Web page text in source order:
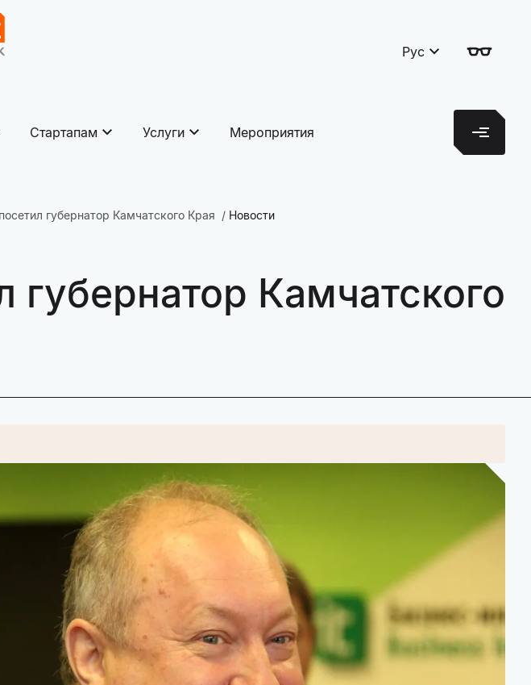
Рус
Стартапам Услуги Мероприятия
губернатор Камчатского Края Новости
Камчатского